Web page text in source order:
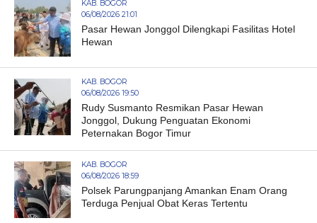
KAB. BOGOR
06/08/2026 21:01
Pasar Hewan Jonggol Dilengkapi Fasilitas Hotel
Hewan
KAB. BOGOR
06/08/2026 19:50
Rudy Susmanto Resmikan Pasar Hewan
Jonggol, Dukung Penguatan Ekonomi
Peternakan Bogor Timur
KAB. BOGOR
06/08/2026 18:59
Polsek Parungpanjang Amankan Enam Orang
Terduga Penjual Obat Keras Tertentu